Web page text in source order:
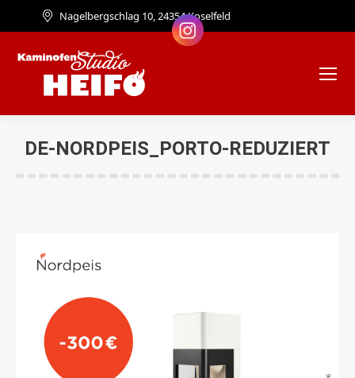
Nagelbergschlag 10, 24354 Koselfeld
DE-NORDPEIS_PORTO-REDUZIERT